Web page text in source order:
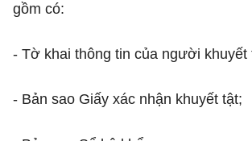
gồm có:
- Tờ khai thông tin của người khuyết
- Bản sao Giấy xác nhận khuyết tật;